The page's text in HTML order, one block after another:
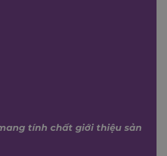
tính chất giới thiệu sản